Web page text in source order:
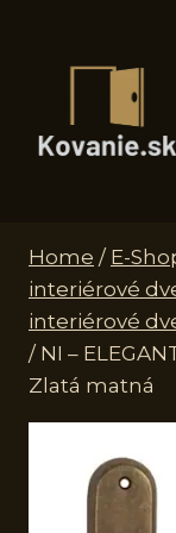
Home / E-
interiérové
interiérové
/ NI –
Zlatá matná